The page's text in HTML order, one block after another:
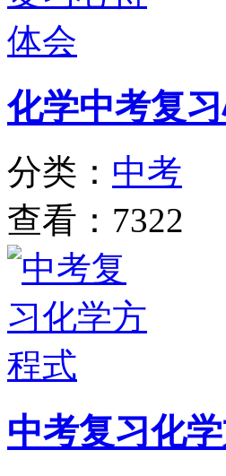
化学中考复
分类： 中考
查看：7322
中考复习化